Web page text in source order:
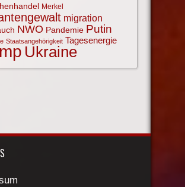
Merkel
migration
NWO Pandemie Putin
Staatsangehörigkeit Tagesenergie
Ukraine